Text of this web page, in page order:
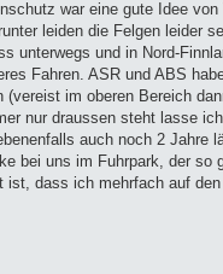
war eine gute Idee
leiden die Felgen leider
unterwegs und in Nord-
Fahren. ASR und ABS
im oberen Bereich
nur draussen steht lasse
auch noch 2 Jahre
bei uns im Fuhrpark, der
dass ich mehrfach auf